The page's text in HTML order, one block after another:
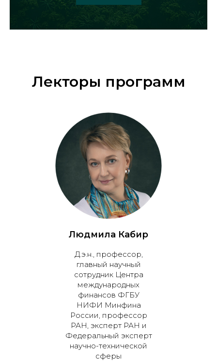
Лекторы программ
Людмила Кабир
Д.э.н., профессор,
главный научный
сотрудник Центра
международных
финансов ФГБУ
НИФИ Минфина
России, профессор
РАН, эксперт РАН и
Федеральный эксперт
научно-технической
сферы